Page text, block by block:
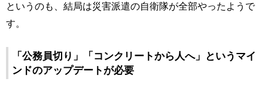
というのも、結局は災害派遣の自衛隊が全部やったようで
す。
「公務員切り」「コンクリートから人へ」というマイ
ンドのアップデートが必要